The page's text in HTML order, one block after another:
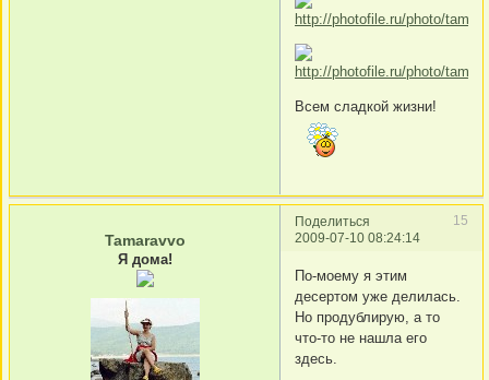
Всем сладкой жизни!
Поделиться
15
2009-07-10 08:24:14
Tamaravvo
Я дома!
По-моему я этим
десертом уже делилась.
Но продублирую, а то
что-то не нашла его
здесь.